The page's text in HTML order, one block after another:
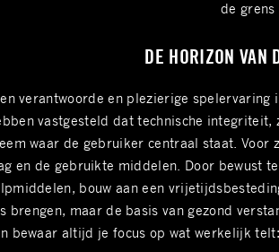
de grens
DE HORIZON VAN
verantwoorde en plezierige
vastgesteld dat technische
waar de gebruiker centraal staat.
en de gebruikte middelen. Door bewust
bouw aan een
brengen, maar de basis van gezond
bewaar altijd je focus op wat werkelijk